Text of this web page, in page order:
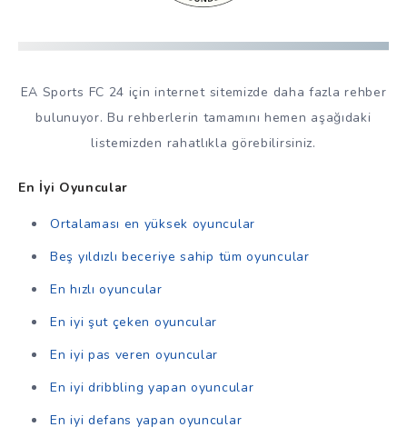
EA Sports FC 24 için internet sitemizde daha fazla rehber
bulunuyor. Bu rehberlerin tamamını hemen aşağıdaki
listemizden rahatlıkla görebilirsiniz.
En İyi Oyuncular
Ortalaması en yüksek oyuncular
Beş yıldızlı beceriye sahip tüm oyuncular
En hızlı oyuncular
En iyi şut çeken oyuncular
En iyi pas veren oyuncular
En iyi dribbling yapan oyuncular
En iyi defans yapan oyuncular